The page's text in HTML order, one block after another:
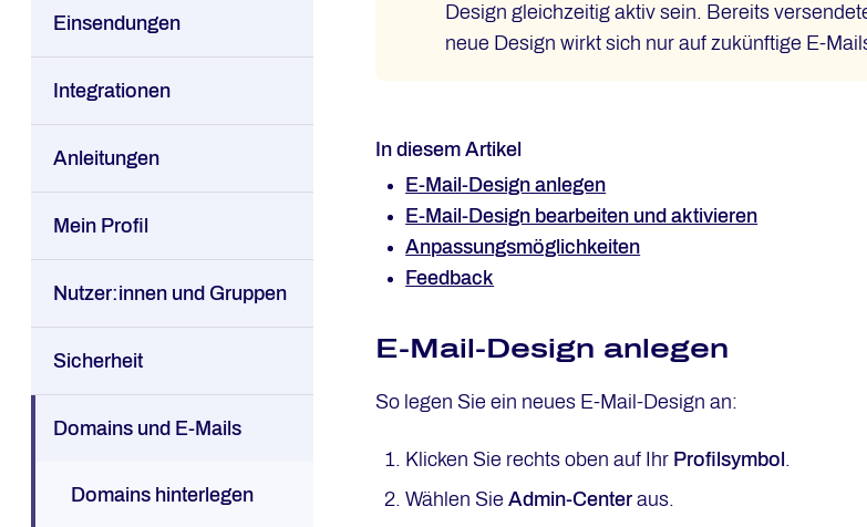
Einsendungen
Integrationen
Anleitungen
Mein Profil
Nutzer:innen und Gruppen
Sicherheit
Domains und E-Mails
Domains hinterlegen
Design gleichzeitig aktiv sein. Bereits
neue Design wirkt sich nur auf zukünftige E-
In diesem Artikel
E-Mail-Design anlegen
E-Mail-Design bearbeiten und aktivieren
Anpassungsmöglichkeiten
Feedback
E-Mail-Design anlegen
So legen Sie ein neues E-Mail-Design an:
Klicken Sie rechts oben auf Ihr Profilsymbol .
Wählen SieAdmin-Center aus.